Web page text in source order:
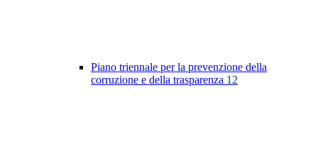
Piano triennale per la prevenzione della
corruzione e della trasparenza 12